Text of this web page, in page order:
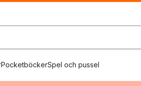
PocketböckerSpel och pussel